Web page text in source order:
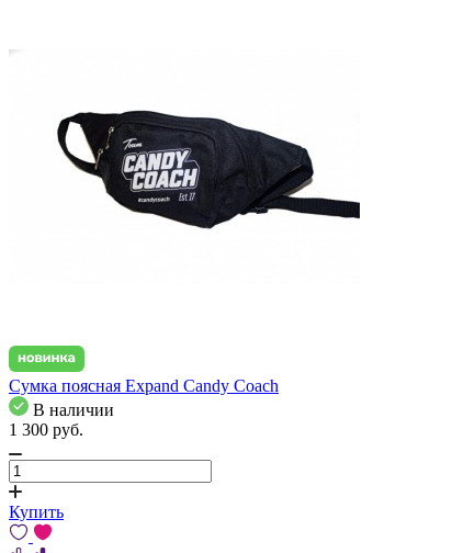
Сумка поясная Expand Candy Coach
В наличии
1 300 pуб.
Купить